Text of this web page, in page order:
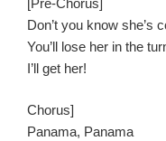
Don’t you know she’s
You’ll lose her in the
I’ll get her!
Chorus]
Panama, Panama